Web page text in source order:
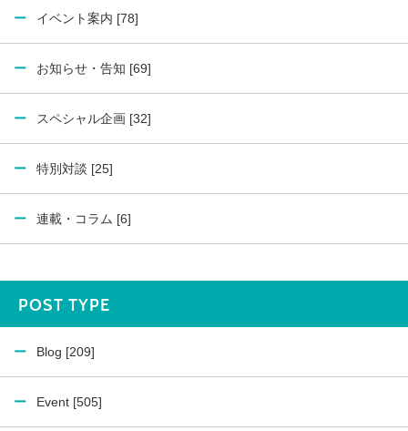
イベント案内 [78]
お知らせ・告知 [69]
スペシャル企画 [32]
特別対談 [25]
連載・コラム [6]
POST TYPE
Blog [209]
Event [505]